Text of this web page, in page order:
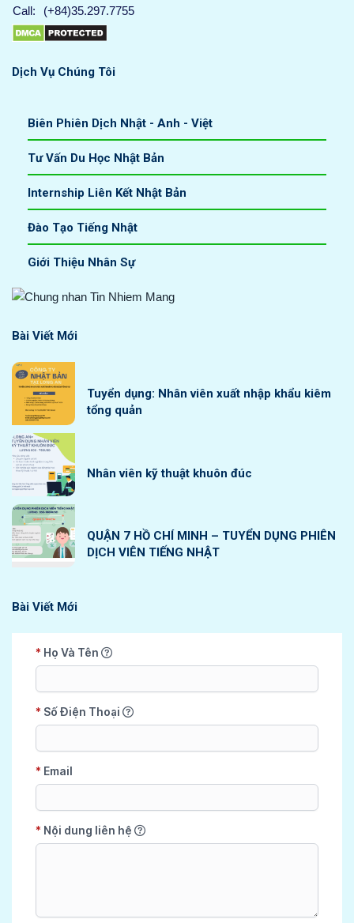
Call:
(+84)35.297.7755
Dịch Vụ Chúng Tôi
Biên Phiên Dịch Nhật - Anh - Việt
Tư Vấn Du Học Nhật Bản
Internship Liên Kết Nhật Bản
Đào Tạo Tiếng Nhật
Giới Thiệu Nhân Sự
Bài Viết Mới
Tuyển dụng: Nhân viên xuất nhập khẩu kiêm
tổng quản
Nhân viên kỹ thuật khuôn đúc
QUẬN 7 HỒ CHÍ MINH – TUYỂN DỤNG PHIÊN
DỊCH VIÊN TIẾNG NHẬT
Bài Viết Mới